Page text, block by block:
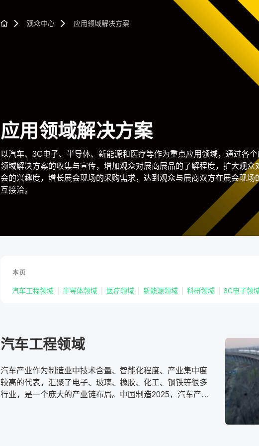
观众中心 应用领域解决方案
应用领域解决方案
以汽车、3C电子、半导体、新能源和医疗等作为重点应用领域，通过各
领域解决方案的收集与宣传，增加观众对展商展品的了解程度，扩大观众
会的兴趣度，增长展会现场的采购需求，达到观众与展商双方在展会现场
互接洽。
本页
汽车工程领域 半导体领域 医疗领域 新能源领域 科研领域 3C电子领
汽车工程领域
汽车产业作为制造业中技术含量、智能化程度、产业集中度
较高的代表，汇聚了电子、玻璃、橡胶、化工、钢铁等很多
行业，是一个庞大的产业链布局。中国制造2025，汽车产业